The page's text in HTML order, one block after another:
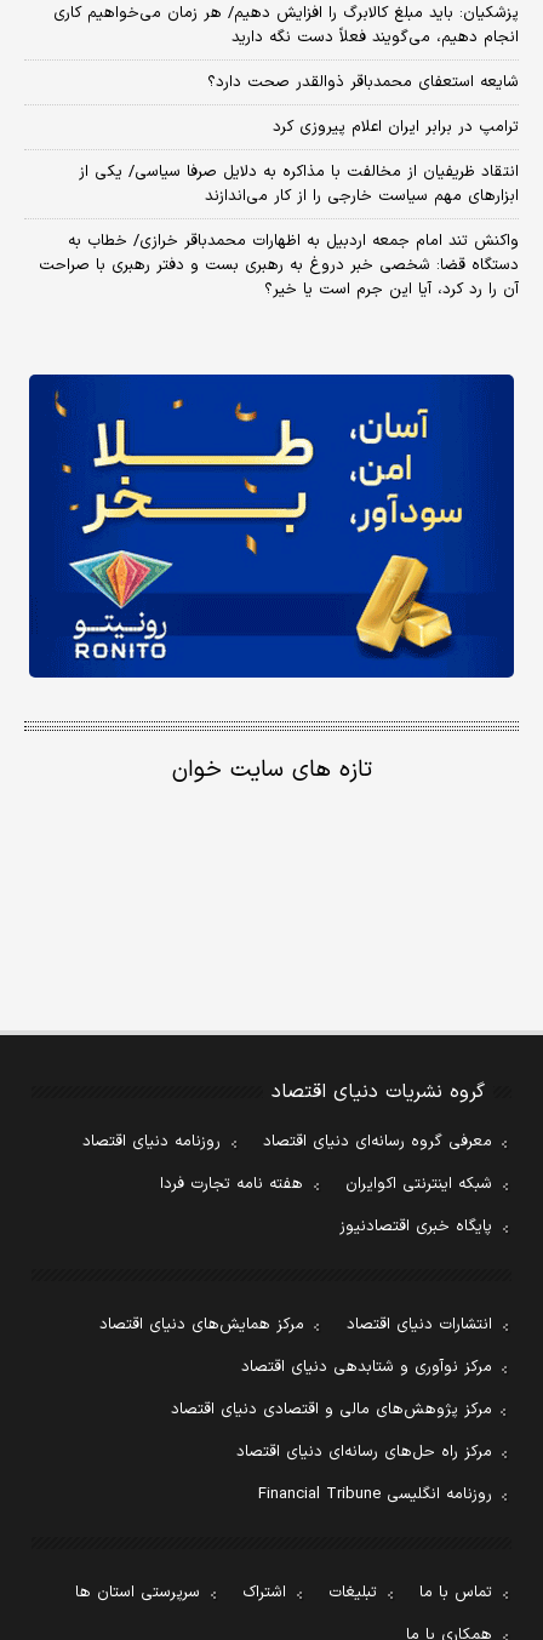
پزشکیان: باید مبلغ کالابرگ را افزایش دهیم/ هر زمان می‌خواهیم کاری
انجام دهیم، می‌گویند فعلاً دست نگه دارید
شایعه استعفای محمدباقر ذوالقدر صحت دارد؟
ترامپ در برابر ایران اعلام پیروزی کرد
انتقاد ظریفیان از مخالفت با مذاکره به دلایل صرفا سیاسی/ یکی از
ابزارهای مهم سیاست خارجی را از کار می‌اندازند
واکنش تند امام جمعه اردبیل به اظهارات محمدباقر خرازی/ خطاب به
دستگاه قضا: شخصی خبر دروغ به رهبری بست و دفتر رهبری با صراحت
آن را رد کرد، آیا این جرم است یا خیر؟
تازه های سایت خوان
گروه نشریات دنیای اقتصاد
معرفی گروه رسانه‌ای دنیای اقتصاد
روزنامه دنیای اقتصاد
شبکه اینترنتی اکوایران
هفته نامه تجارت فردا
پایگاه خبری اقتصادنیوز
انتشارات دنیای اقتصاد
مرکز همایش‌های دنیای اقتصاد
مرکز نوآوری و شتابدهی دنیای اقتصاد
مرکز پژوهش‌های مالی و اقتصادی دنیای اقتصاد
مرکز راه حل‌های رسانه‌ای دنیای اقتصاد
روزنامه انگلیسی Financial Tribune
تماس با ما تبلیغات اشتراک
سرپرستی استان ها